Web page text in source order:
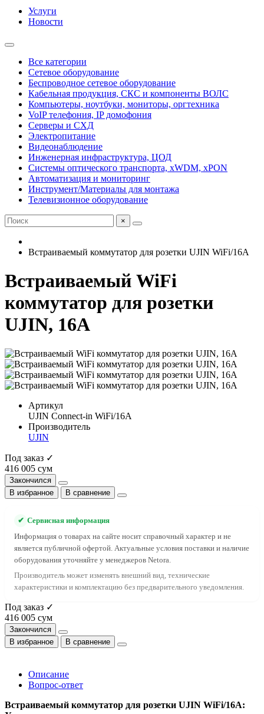
Услуги
Новости
Все категории
Сетевое оборудование
Беспроводное сетевое оборудование
Кабельная продукция, СКС и компоненты ВОЛС
Компьютеры, ноутбуки, мониторы, оргтехника
VoIP телефония, IP домофония
Серверы и СХД
Электропитание
Видеонаблюдение
Инженерная инфраструктура, ЦОД
Системы оптического транспорта, xWDM, xPON
Автоматизация и мониторинг
Инструмент/Материалы для монтажа
Телевизионное оборудование
×
Встраиваемый коммутатор для розетки UJIN WiFi/16А
Встраиваемый WiFi
коммутатор для розетки
UJIN, 16А
Артикул
UJIN Connect-in WiFi/16А
Производитель
UJIN
Под заказ ✓
416 005 сум
Закончился
В избранное
В сравнение
✔ Сервисная информация
Информация о товарах на сайте носит справочный характер и не
является публичной офертой. Актуальные условия поставки и наличие
оборудования уточняйте у менеджеров Netora.
Производитель может изменять внешний вид, технические
характеристики и комплектацию без предварительного уведомления.
Под заказ ✓
416 005 сум
Закончился
В избранное
В сравнение
Описание
Вопрос-ответ
Встраиваемый коммутатор для розетки UJIN WiFi/16А: